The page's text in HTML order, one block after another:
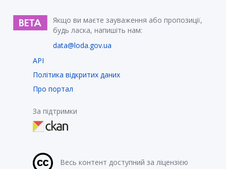
Якщо ви маєте зауваження або пропозиції,
будь ласка, напишіть нам:
data@loda.gov.ua
API
Політика відкритих даних
Про портал
За підтримки
Весь контент доступний за ліцензією